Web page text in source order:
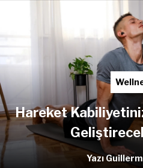
Hareket
Yazı